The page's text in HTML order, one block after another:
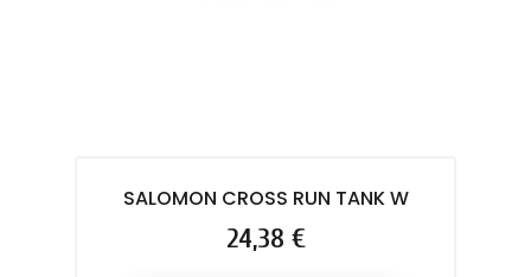
SALOMON CROSS RUN TANK W
Precio
24,38 €